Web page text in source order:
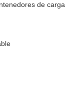
de carga